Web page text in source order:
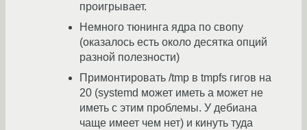
проигрывает.
Немного тюнинга ядра по свопу
(оказалось есть около десятка опций
разной полезности)
Примонтировать /tmp в tmpfs гигов на
20 (systemd может иметь а может не
иметь с этим проблемы. У дебиана
чаще имеет чем нет) и кинуть туда